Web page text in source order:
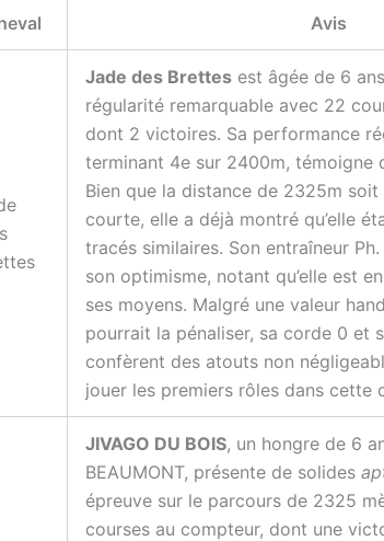
Avis
Jade des Brettes est âgée de 6
régularité remarquable avec 22
dont 2 victoires. Sa performance
terminant 4e sur 2400m, témoigne
Bien que la distance de 2325m
courte, elle a déjà montré qu’elle
tracés similaires. Son entraîneur
son optimisme, notant qu’elle est
ses moyens. Malgré une valeur
pourrait la pénaliser, sa corde 0 et
confèrent des atouts non
jouer les premiers rôles dans cette
JIVAGO DU BOIS, un hongre de 6
BEAUMONT, présente de solides
épreuve sur le parcours de 2325
courses au compteur, dont une